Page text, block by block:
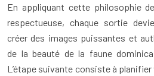
En appliquant cette philosophie
respectueuse, chaque sortie
créer des images puissantes et
de la beauté de la faune
L’étape suivante consiste à